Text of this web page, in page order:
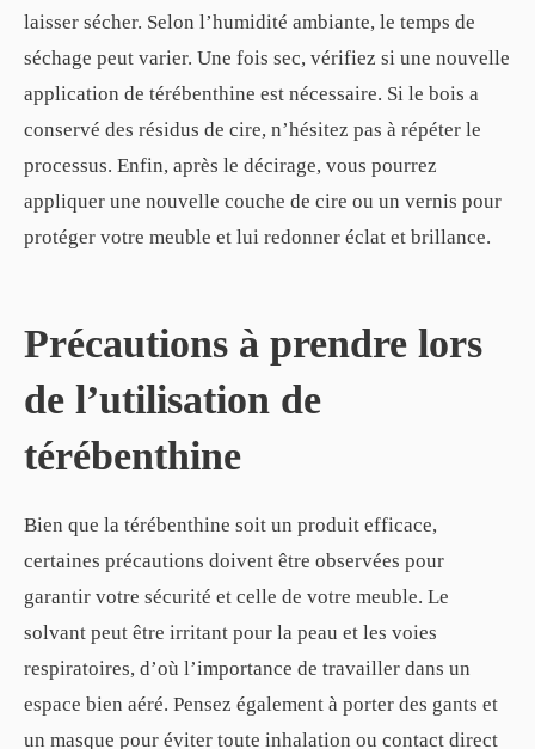
laisser sécher. Selon l’humidité ambiante, le temps de
séchage peut varier. Une fois sec, vérifiez si une nouvelle
application de térébenthine est nécessaire. Si le bois a
conservé des résidus de cire, n’hésitez pas à répéter le
processus. Enfin, après le décirage, vous pourrez
appliquer une nouvelle couche de cire ou un vernis pour
protéger votre meuble et lui redonner éclat et brillance.
Précautions à prendre lors
de l’utilisation de
térébenthine
Bien que la térébenthine soit un produit efficace,
certaines précautions doivent être observées pour
garantir votre sécurité et celle de votre meuble. Le
solvant peut être irritant pour la peau et les voies
respiratoires, d’où l’importance de travailler dans un
espace bien aéré. Pensez également à porter des gants et
un masque pour éviter toute inhalation ou contact direct